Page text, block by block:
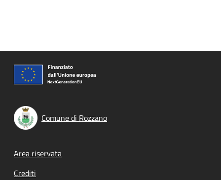
Comune di Rozzano
Footer menu
Area riservata
Crediti